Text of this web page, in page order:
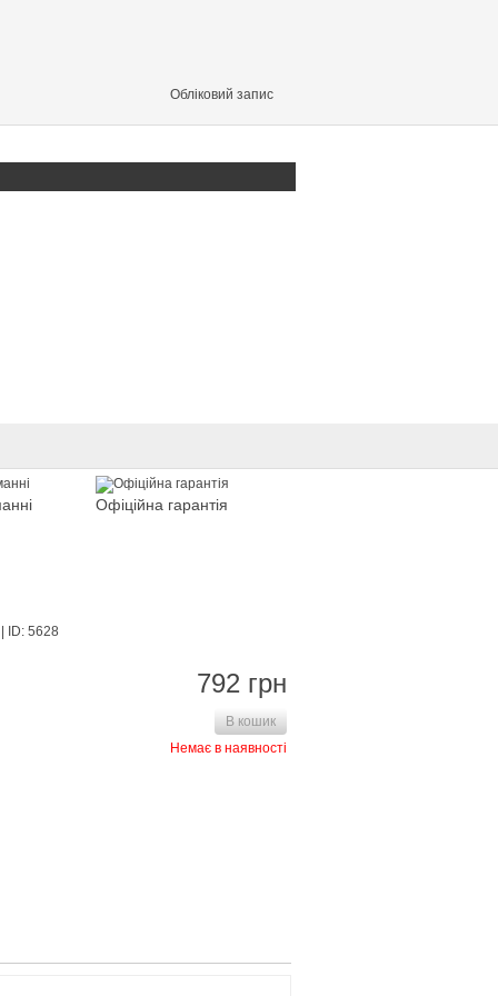
Обліковий запис
Офіційна гарантія
| ID: 5628
792 грн
В кошик
Немає в наявності